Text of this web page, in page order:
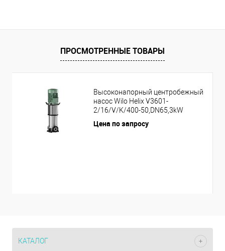
ПРОСМОТРЕННЫЕ ТОВАРЫ
Высоконапорный центробежный
насос Wilo Helix V3601-
2/16/V/K/400-50,DN65,3kW
Цена по запросу
КАТАЛОГ